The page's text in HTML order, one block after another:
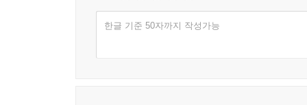
한글 기준 50자까지 작성가능